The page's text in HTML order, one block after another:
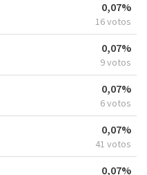
0,07%
16 votos
0,07%
9 votos
0,07%
6 votos
0,07%
41 votos
0,07%